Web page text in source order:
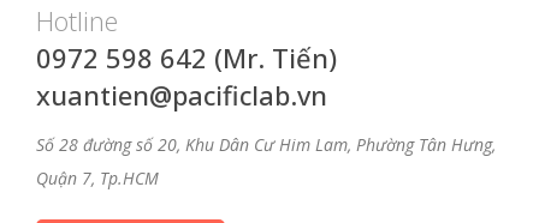
Hotline
0972 598 642 (Mr. Tiến)
xuantien@pacificlab.vn
Số 28 đường số 20, Khu Dân Cư Him Lam, Phường Tân Hưng,
Quận 7, Tp.HCM